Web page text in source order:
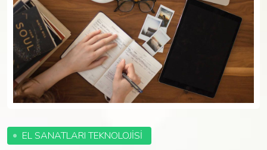
EL SANATLARI TEKNOLOJİSİ